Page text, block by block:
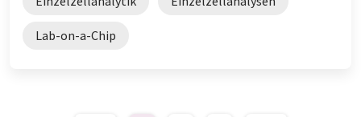
Lab-on-a-Chip